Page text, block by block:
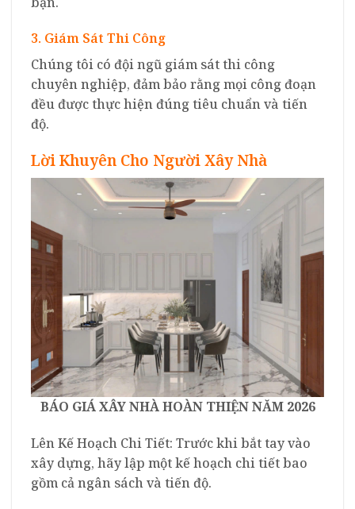
3. Giám Sát Thi Công
Chúng tôi có đội ngũ giám sát thi công
chuyên nghiệp, đảm bảo rằng mọi công đoạn
đều được thực hiện đúng tiêu chuẩn và tiến
độ.
Lời Khuyên Cho Người Xây Nhà
BÁO GIÁ XÂY NHÀ HOÀN THIỆN NĂM 2026
Lên Kế Hoạch Chi Tiết: Trước khi bắt tay vào
xây dựng, hãy lập một kế hoạch chi tiết bao
gồm cả ngân sách và tiến độ.